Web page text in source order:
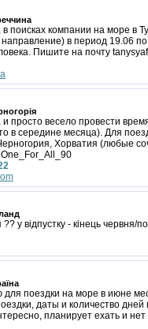
в поисках компании на море
в период 19.06
Пишите на почту
просто весело провести
в середине месяца). Для
Хорватия (любые
?? у відпустку - кінець
для поездки на море в июне
даты и количество дней
планирует ехать и